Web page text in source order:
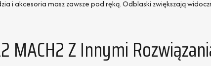
i akcesoria masz zawsze pod ręką. Odblaski zwiększają
MACH2 Z Innymi